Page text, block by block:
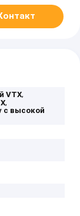
VTX,
,
с высокой